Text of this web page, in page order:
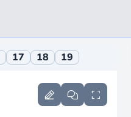
17 18 19